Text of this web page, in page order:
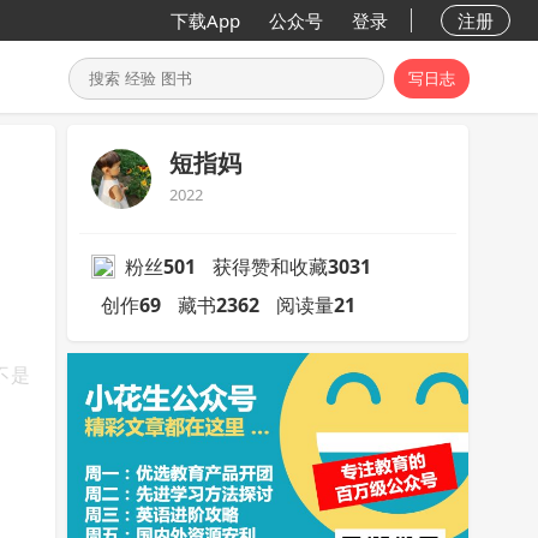
下载App 公众号 登录 注册
写日志
是
短指妈
2022
粉丝501 获得赞和收藏3031
创作69 藏书2362 阅读量21